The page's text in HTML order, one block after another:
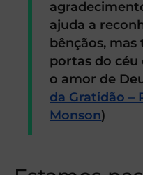
ajuda a
bênçãos,
portas do céu
o amor de
da Gratidão –
Monson)